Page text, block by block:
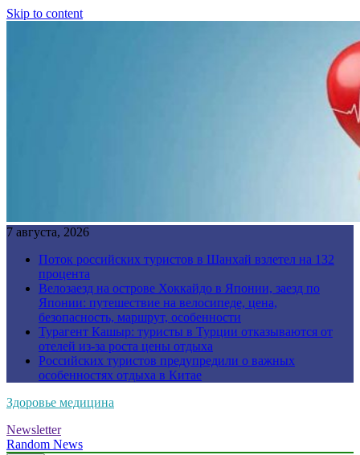
Skip to content
7 августа, 2026
Поток российских туристов в Шанхай взлетел на 132
процента
Велозаезд на острове Хоккайдо в Японии, заезд по
Японии: путешествие на велосипеде, цена,
безопасность, маршрут, особенности
Турагент Кашыр: туристы в Турции отказываются от
отелей из-за роста цены отдыха
Российских туристов предупредили о важных
особенностях отдыха в Китае
Здоровье медицина
Newsletter
Random News